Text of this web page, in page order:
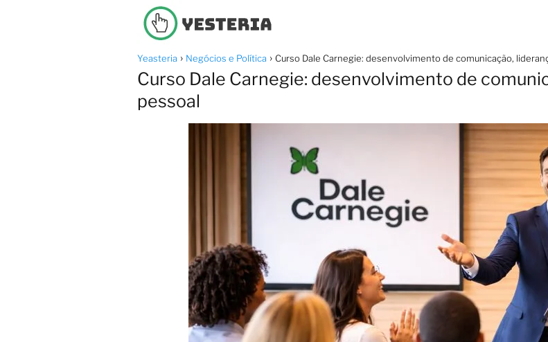
Yeasteria Negócios e Política Curso Dale Carnegie: desenvolvimento de comunicação,
Curso Dale Carnegie: desenvolvimento de
pessoal